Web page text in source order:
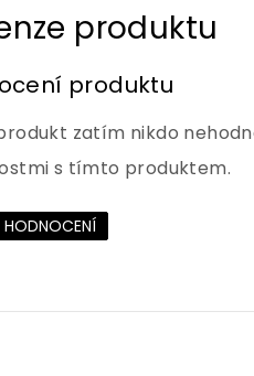
produktu
zatím nikdo
s tímto produktem.
HODNOCENÍ